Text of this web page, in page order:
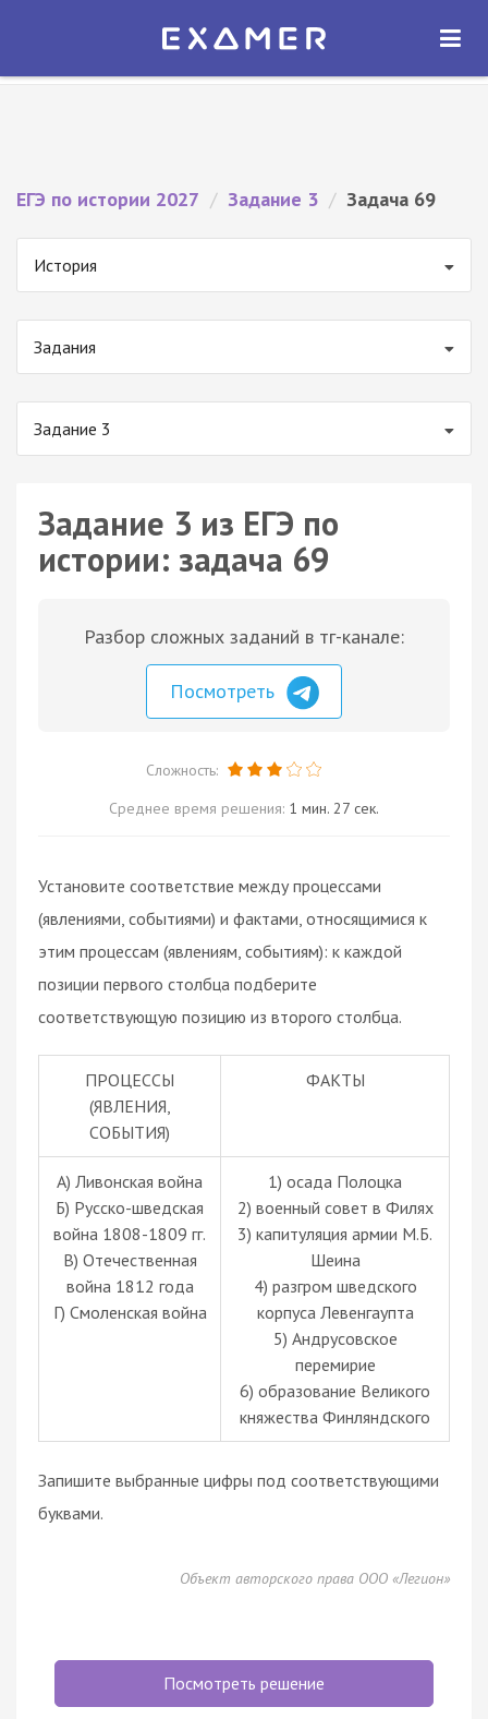
Экзамер — ЕГЭ 2027
ОТКРЫТЬ
ЕГЭ по истории 2027 / Задание 3 / Задача 69
История
Задания
Задание 3
Задание 3 из ЕГЭ по
истории: задача 69
Разбор сложных заданий в тг-канале:
Посмотреть
Сложность:
Среднее время решения: 1 мин. 27 сек.
Установите соответствие между процессами
(явлениями, событиями) и фактами, относящимися к
этим процессам (явлениям, событиям): к каждой
позиции первого столбца подберите
соответствующую позицию из второго столбца.
ПРОЦЕССЫ
(ЯВЛЕНИЯ,
СОБЫТИЯ)
ФАКТЫ
A) Ливонская война
Б) Русско-шведская
война 1808-1809 гг.
В) Отечественная
война 1812 года
Г) Смоленская война
1) осада Полоцка
2) военный совет в Филях
3) капитуляция армии М.Б.
Шеина
4) разгром шведского
корпуса Левенгаупта
5) Андрусовское
перемирие
6) образование Великого
княжества Финляндского
Запишите выбранные цифры под соответствующими
буквами.
Объект авторского права ООО «Легион»
Посмотреть решение